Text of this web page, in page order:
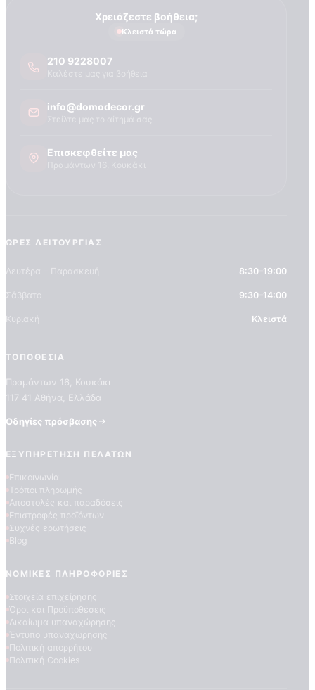
ΕΠΕΞΗΓΗΣΗ ΣΥΜΒΟΛΩΝ
Χρειάζεστε βοήθεια;
Κλειστά τώρα
210 9228007
info@domodecor.gr
Επισκεφθείτε μας
ΏΡΕΣ ΛΕΙΤΟΥΡΓΊΑΣ
Δευτέρα – Παρασκευή 8:30–19:00
Σάββατο 9:30–14:00
Κυριακή Κλειστά
ΤΟΠΟΘΕΣΊΑ
Πραμάντων 16, Κουκάκι
117 41 Αθήνα, Ελλάδα
Οδηγίες πρόσβασης
ΕΞΥΠΗΡΈΤΗΣΗ ΠΕΛΑΤΏΝ
Επικοινωνία
Τρόποι πληρωμής
Αποστολές και παραδόσεις
Επιστροφές προϊόντων
Συχνές ερωτήσεις
Blog
ΝΟΜΙΚΈΣ ΠΛΗΡΟΦΟΡΊΕΣ
Στοιχεία επιχείρησης
Όροι και Προϋποθέσεις
Δικαίωμα υπαναχώρησης
Έντυπο υπαναχώρησης
Πολιτική απορρήτου
Πολιτική Cookies